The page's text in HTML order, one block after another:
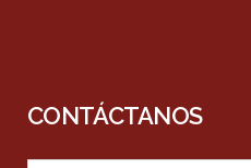
CONTÁCTANOS